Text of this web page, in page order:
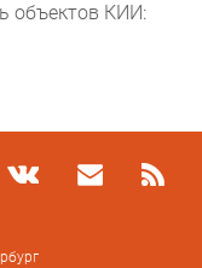
объектов КИИ: